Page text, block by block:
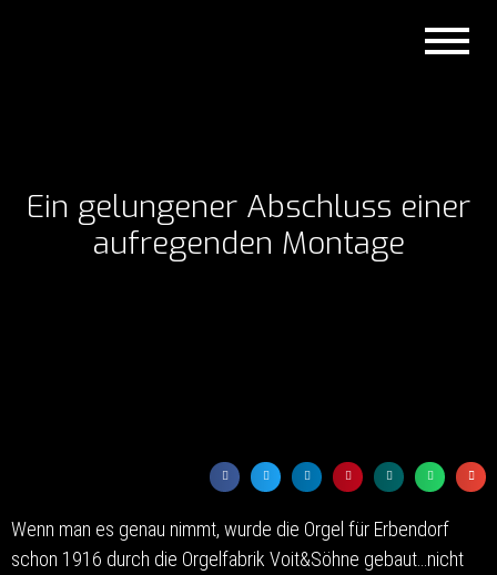
Ein gelungener Abschluss einer
aufregenden Montage
Wenn man es genau nimmt, wurde die Orgel für Erbendorf
schon 1916 durch die Orgelfabrik Voit&Söhne gebaut…nicht